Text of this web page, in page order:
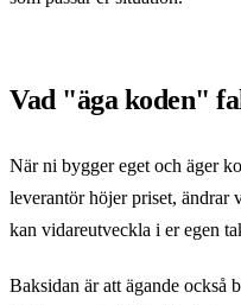
Vad "äga koden"
När ni bygger eget och äger
leverantör höjer priset, ändrar
kan vidareutveckla i er egen
Baksidan är att ägande också